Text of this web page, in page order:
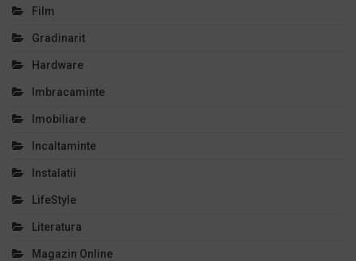
Film
Gradinarit
Hardware
Imbracaminte
Imobiliare
Incaltaminte
Instalatii
LifeStyle
Literatura
Magazin Online